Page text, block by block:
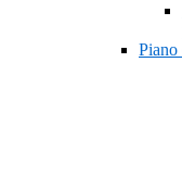
Piano